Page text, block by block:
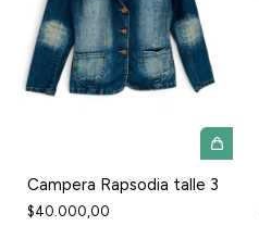
Campera Rapsodia talle 3
$40.000,00